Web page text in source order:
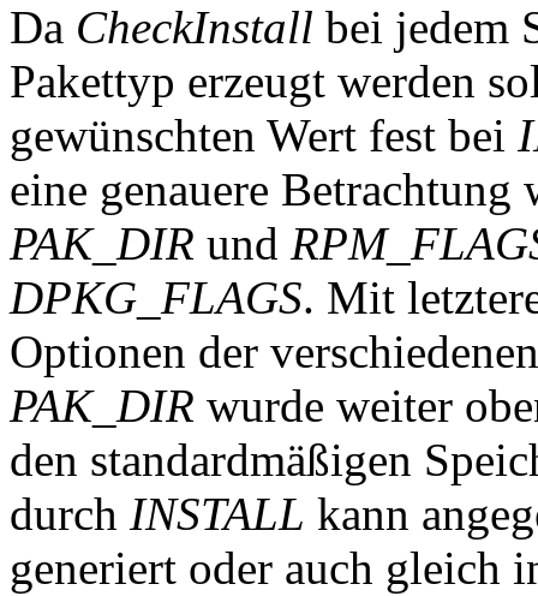
Da CheckInstall bei jedem
Pakettyp erzeugt werden
gewünschten Wert fest bei
eine genauere
PAK_DIR und
DPKG_FLAGS. Mit
Optionen der
PAK_DIR wurde weiter
den standardmäßigen
durch INSTALL kann
generiert oder auch gleich